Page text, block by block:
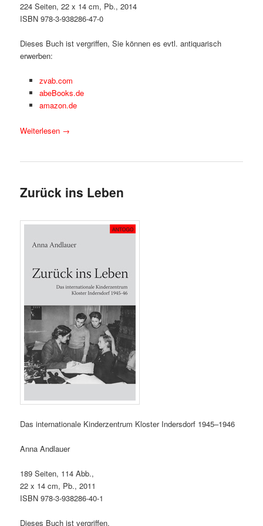
224 Seiten, 22 x 14 cm, Pb., 2014
ISBN 978-3-938286-47-0
Dieses Buch ist vergriffen, Sie können es evtl. antiquarisch
erwerben:
zvab.com
abeBooks.de
amazon.de
Weiterlesen →
Zurück ins Leben
Das internationale Kinderzentrum Kloster Indersdorf 1945–1946
Anna Andlauer
189 Seiten, 114 Abb.,
22 x 14 cm, Pb., 2011
ISBN 978-3-938286-40-1
Dieses Buch ist vergriffen.